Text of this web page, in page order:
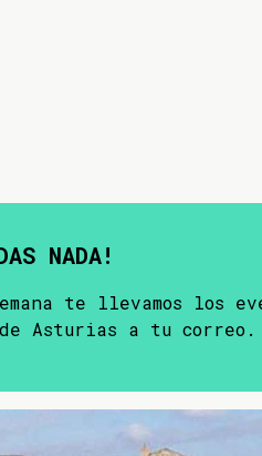
NADA!
te llevamos los
Asturias a tu correo.